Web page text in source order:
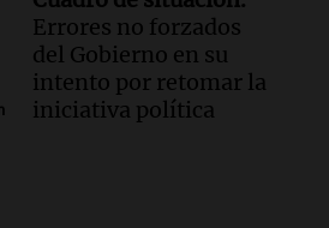
Errores no forzados
del Gobierno en su
intento por retomar la
iniciativa política